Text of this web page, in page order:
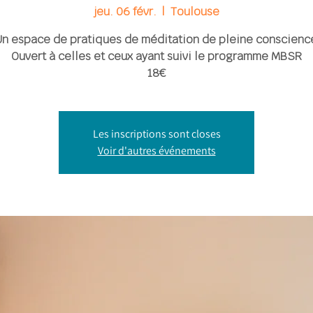
jeu. 06 févr.
  |
Toulouse
espace de pratiques de méditation de pleine
Ouvert à celles et ceux ayant suivi le programme MBSR
18€
Les inscriptions sont closes
Voir d'autres événements